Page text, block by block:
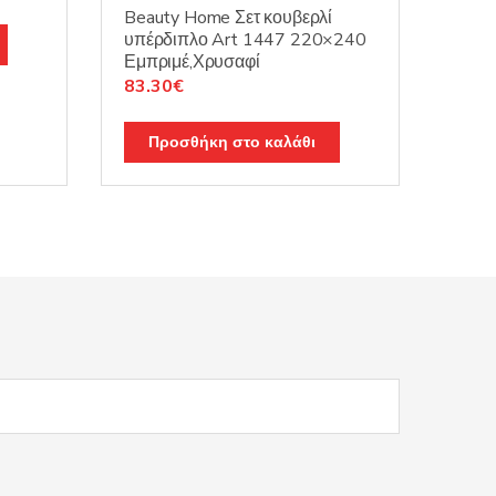
Beauty Home Σετ κουβερλί
υπέρδιπλο Art 1447 220×240
Εμπριμέ,Χρυσαφί
Original
was:
119.00€.
83.30€Η
τιμή
είναι:
83.30€.
Προσθήκη στο καλάθι